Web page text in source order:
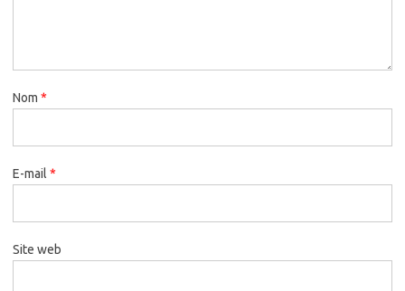
Nom *
E-mail *
Site web